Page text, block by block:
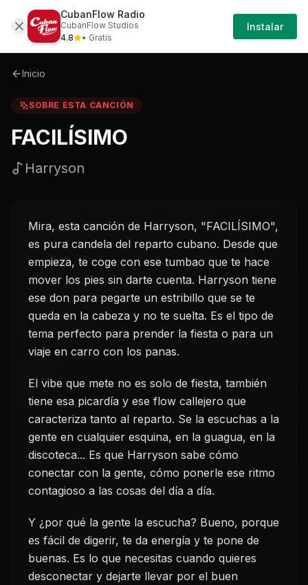
Sobre Facilisimo-harryson
Iniciar
Sesión
Inicio
SOBRE ESTA CANCIÓN
FACILÍSIMO
Harryson
Mira, esta canción de Harryson, "FACILÍSIMO",
es pura candela del reparto cubano. Desde que
empieza, te coge con ese tumbao que te hace
mover los pies sin darte cuenta. Harryson tiene
ese don para pegarte un estribillo que se te
queda en la cabeza y no te suelta. Es el tipo de
tema perfecto para prender la fiesta o para un
viaje en carro con los panas.
El vibe que mete no es solo de fiesta, también
tiene esa picardía y ese flow callejero que
caracteriza tanto al reparto. Se la escuchas a la
gente en cualquier esquina, en la guagua, en la
discoteca... Es que Harryson sabe cómo
conectar con la gente, cómo ponerle ese ritmo
contagioso a las cosas del día a día.
Y ¿por qué la gente la escucha? Bueno, porque
es fácil de digerir, te da energía y te pone de
buenas. Es lo que necesitas cuando quieres
desconectar y dejarte llevar por el buen
CubanFlow Radio
CubanFlow Studios
4.8
• Gratis
Instalar